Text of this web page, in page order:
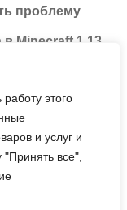
этого
и услуг и
все",
проблему
Minecraft 1.13
инструментов